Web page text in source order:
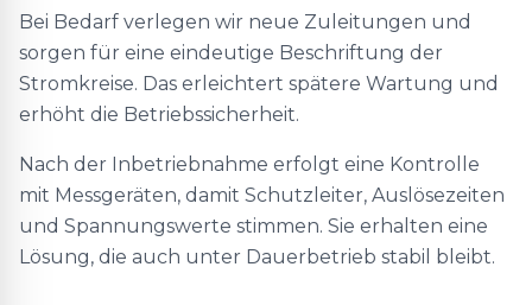
Bei Bedarf verlegen wir neue Zuleitungen und
sorgen für eine eindeutige Beschriftung der
Stromkreise. Das erleichtert spätere Wartung und
erhöht die Betriebssicherheit.
Nach der Inbetriebnahme erfolgt eine Kontrolle
mit Messgeräten, damit Schutzleiter, Auslösezeiten
und Spannungswerte stimmen. Sie erhalten eine
Lösung, die auch unter Dauerbetrieb stabil bleibt.